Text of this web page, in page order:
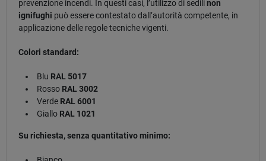
prevenzione incendi. In questi casi, l’utilizzo di sedilinon
ignifughi può essere contestato dall’autorità competente, in
applicazione delle regole tecniche vigenti.
Colori standard:
Blu RAL 5017
Rosso RAL 3002
Verde RAL 6001
Giallo RAL 1021
Su richiesta, senza quantitativo minimo: